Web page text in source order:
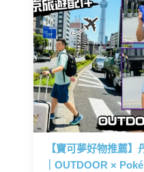
【寶可夢好物推薦
｜OUTDOOR ×